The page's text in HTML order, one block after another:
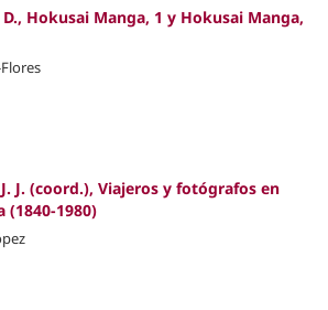
Hokusai Manga, 1 y Hokusai Manga,
J. (coord.), Viajeros y fotógrafos en
(1840-1980)